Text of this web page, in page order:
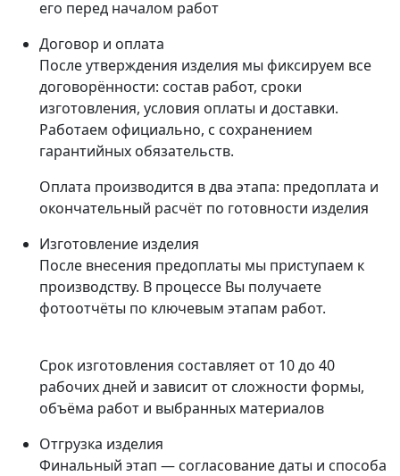
его перед началом работ
Договор и оплата
После утверждения изделия мы фиксируем все
договорённости: состав работ, сроки
изготовления, условия оплаты и доставки.
Работаем официально, с сохранением
гарантийных обязательств.
Оплата производится в два этапа: предоплата и
окончательный расчёт по готовности изделия
Изготовление изделия
После внесения предоплаты мы приступаем к
производству. В процессе Вы получаете
фотоотчёты по ключевым этапам работ.
Срок изготовления составляет от 10 до 40
рабочих дней и зависит от сложности формы,
объёма работ и выбранных материалов
Отгрузка изделия
Финальный этап — согласование даты и способа